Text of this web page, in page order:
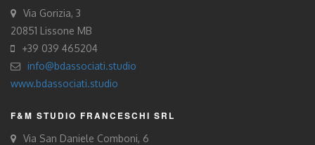
Via Gorizia, 3
20851 Lissone MB
+39 039 465204
info@bdassociati.studio
www.bdassociati.studio
F&M STUDIO FRANCESCHI SRL
Via San Daniele Comboni, 6